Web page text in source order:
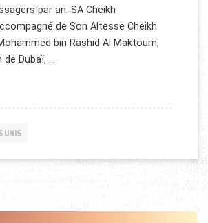
par an. SA Cheikh
de Son Altesse Cheikh
bin Rashid Al Maktoum,
Dubaï, …
VISITE LE TERMINAL 2 DE L’AÉROPORT DE
UNIS